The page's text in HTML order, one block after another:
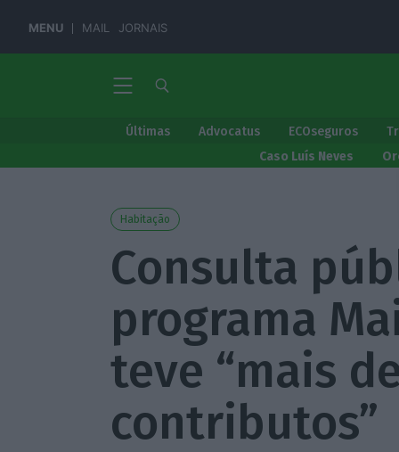
MENU MAIL JORNAIS
Últimas Advocatus ECOseguros
Caso Luís Neves
Habitação
Consulta
programa
teve “mais
contributos”